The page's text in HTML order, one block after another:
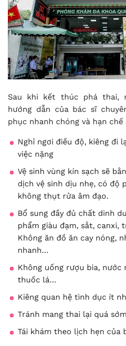
Sau khi kết thúc phá thai,
hướng dẫn của bác sĩ
phục nhanh chóng và hạn
Nghỉ ngơi điều độ, kiêng đi
việc nặng
Vệ sinh vùng kín sạch sẽ
dịch vệ sinh dịu nhẹ, có độ
không thụt rửa âm đạo.
Bổ sung đầy đủ chất dinh
phẩm giàu đạm, sắt, canxi,
Không ăn đồ ăn cay nóng,
nhanh…
Không uống rượu bia, nước
thuốc lá…
Kiêng quan hệ tình dục ít
Tránh mang thai lại quá
Tái khám theo lịch hẹn của